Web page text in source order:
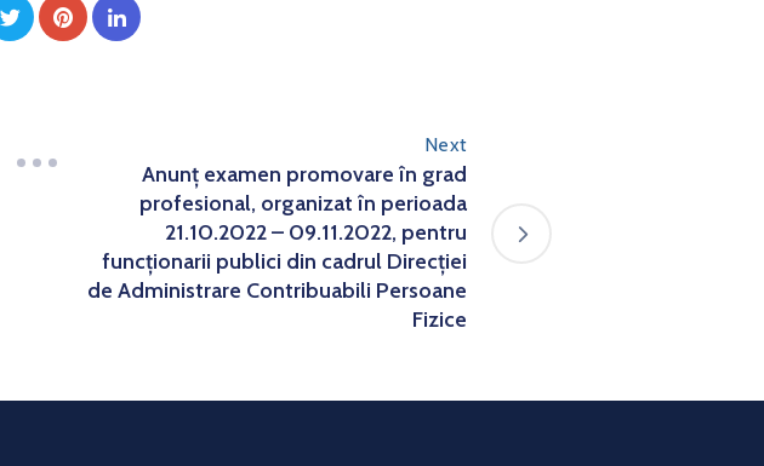
Next
Anunț examen promovare în grad
profesional, organizat în perioada
21.10.2022 – 09.11.2022, pentru
funcționarii publici din cadrul Direcției
de Administrare Contribuabili Persoane
Fizice